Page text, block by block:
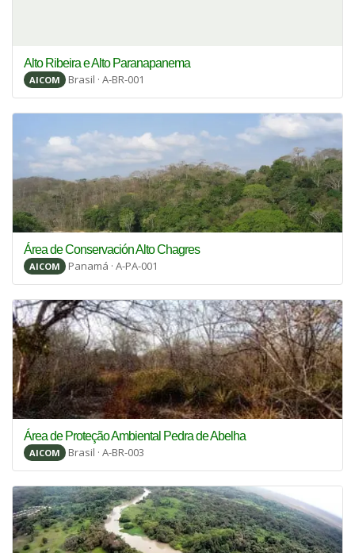
Alto Ribeira e Alto Paranapanema
AICOM Brasil · A-BR-001
Área de Conservación Alto Chagres
AICOM Panamá · A-PA-001
Área de Proteção Ambiental Pedra de Abelha
AICOM Brasil · A-BR-003